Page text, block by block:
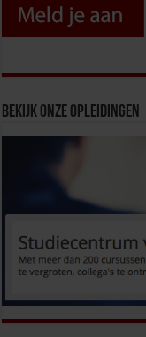
Bekijk onze opleidingen